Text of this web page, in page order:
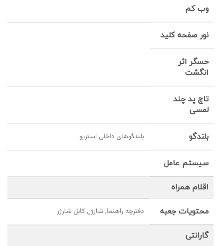
وب کم
نور صفحه کلید
حسگر اثر
انگشت
تاچ پد چند
لمسی
بلندگو بلندگوهای داخلی استریو
سیستم عامل
اقلام همراه
محتویات جعبه دفترچه راهنما, شارژر, کابل شارژر
گارانتی